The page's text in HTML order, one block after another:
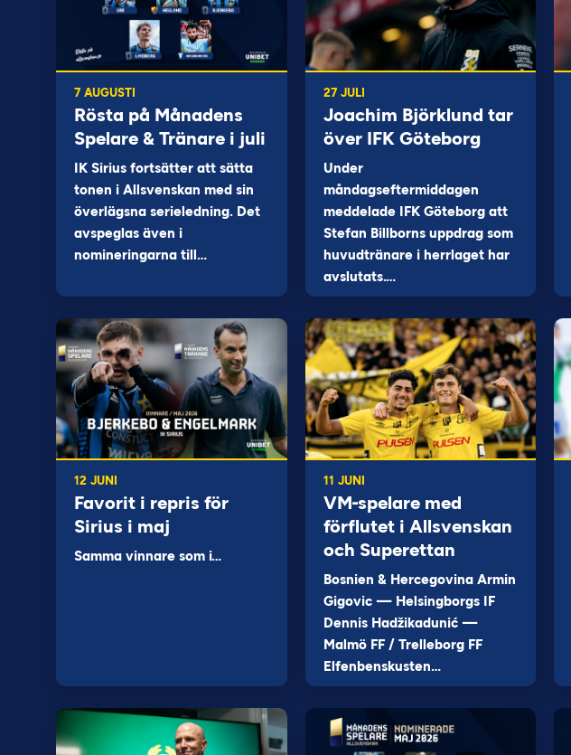
7 AUGUSTI
Rösta på Månadens
Spelare & Tränare i juli
IK Sirius fortsätter att sätta
tonen i Allsvenskan med sin
överlägsna serieledning. Det
avspeglas även i
nomineringarna till…
27 JULI
Joachim Björklund tar
över IFK Göteborg
Under
måndagseftermiddagen
meddelade IFK Göteborg att
Stefan Billborns uppdrag som
huvudtränare i herrlaget har
avslutats.…
12 JUNI
Favorit i repris för
Sirius i maj
Samma vinnare som i…
11 JUNI
VM-spelare med
förflutet i Allsvenskan
och Superettan
Bosnien & Hercegovina Armin
Gigovic — Helsingborgs IF
Dennis Hadžikadunić —
Malmö FF / Trelleborg FF
Elfenbenskusten…